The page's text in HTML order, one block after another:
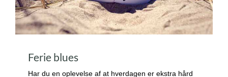
Ferie blues
Har du en oplevelse af at hverdagen er ekstra hård